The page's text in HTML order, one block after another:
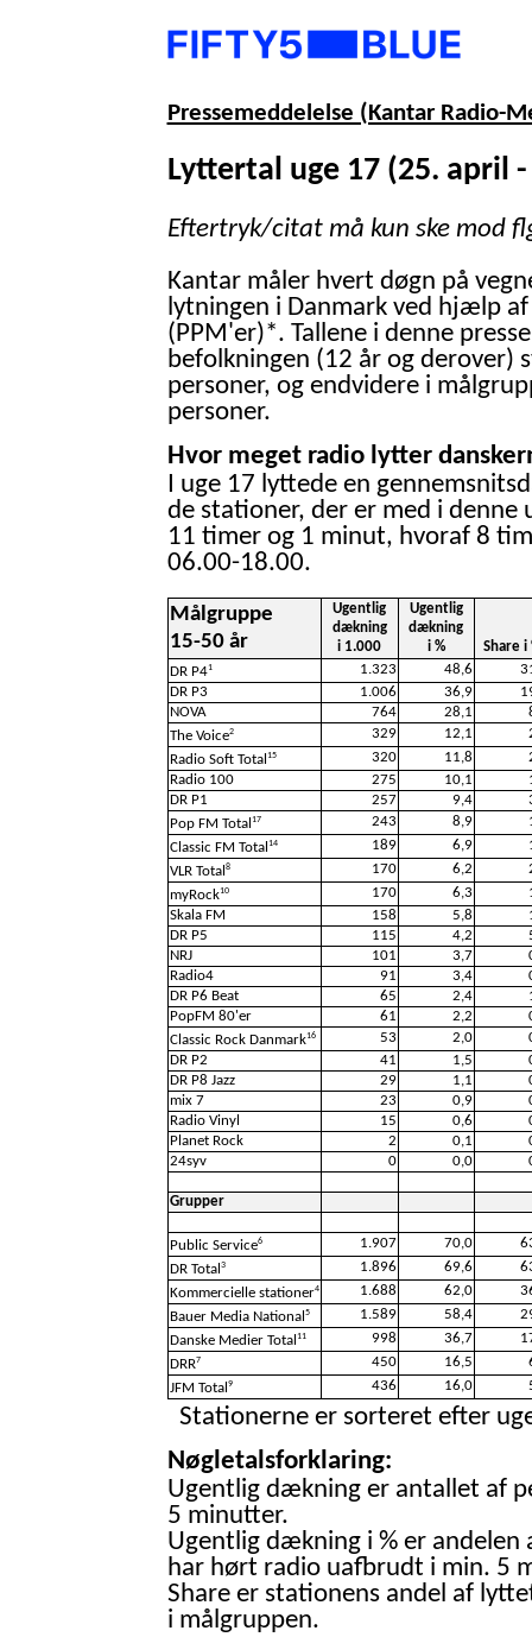
Pressemeddelelse (Kantar Radio-
Lyttertal uge 17 (25. april
Eftertryk/citat må kun ske mod
Kantar måler hvert døgn på
lytningen i Danmark ved hjælp
(PPM'er)*. Tallene i denne
befolkningen (12 år og derover)
personer, og endvidere i
personer.
Hvor meget radio lytter
I uge 17 lyttede en
de stationer, der er med i denne
11 timer og 1 minut, hvoraf 8
06.00-18.00.
Målgruppe
15-50 år
Ugentlig
dækning
i 1.000
Ugentlig
dækning
i %
Share i
DR P41 1.323 48,6
DR P3
1.006 36,9
NOVA
764 28,1
The Voice2 329 12,1
Radio Soft Total 15 320 11,8
Radio 100
275 10,1
DR P1
257 9,4
Pop FM Total 17 243 8,9
Classic FM Total 14 189 6,9
VLR Total 8 170 6,2
myRock10 170 6,3
Skala FM
158 5,8
DR P5
115 4,2
NRJ
101 3,7
Radio4
91 3,4
DR P6 Beat
65 2,4
PopFM 80'er
61 2,2
Classic Rock Danmark16 53 2,0
DR P2
41 1,5
DR P8 Jazz
29 1,1
mix 7
23 0,9
Radio Vinyl
15 0,6
Planet Rock
2 0,1
24syv
0 0,0
Grupper
Public Service6 1.907 70,0
DR Total 3 1.896 69,6
Kommercielle stationer4 1.688 62,0
Bauer Media National 5 1.589 58,4
Danske Medier Total 11 998 36,7
DRR7 450 16,5
JFM Total 9 436 16,0
Stationerne er sorteret efter
Nøgletalsforklaring:
Ugentlig dækning er antallet af
5 minutter.
Ugentlig dækning i % er
har hørt radio uafbrudt i min. 5
Share er stationens andel af
i målgruppen.